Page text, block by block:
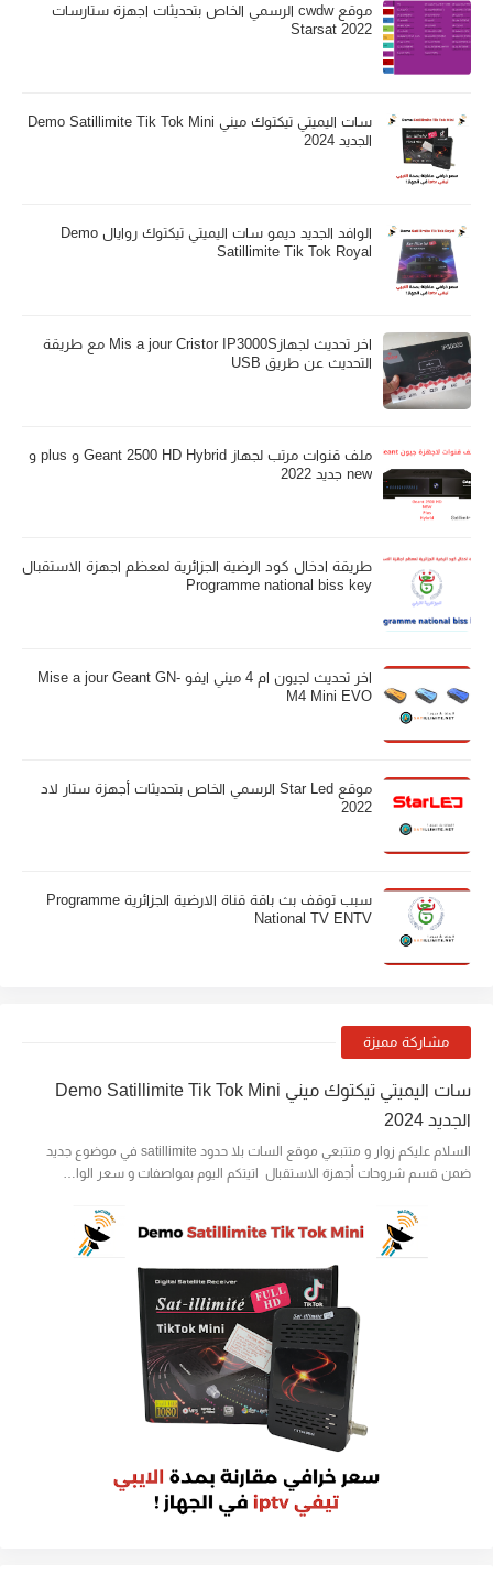
موقع cwdw الرسمي الخاص بتحديثات اجهزة ستارسات
Starsat 2022
سات اليميتي تيكتوك ميني Demo Satillimite Tik Tok Mini
الجديد 2024
الوافد الجديد ديمو سات اليميتي تيكتوك روايال Demo
Satillimite Tik Tok Royal
اخر تحديث لجهازMis a jour Cristor IP3000S مع طريقة
التحديث عن طريق USB
ملف قنوات مرتب لجهاز Geant 2500 HD Hybrid و plus و
new جديد 2022
طريقة ادخال كود الرضية الجزائرية لمعظم اجهزة الاستقبال
Programme national biss key
اخر تحديث لجيون ام 4 ميني ايفو Mise a jour Geant GN-
M4 Mini EVO
موقع Star Led الرسمي الخاص بتحديثات أجهزة ستار لاد
2022
سبب توقف بث باقة قناة الارضية الجزائرية Programme
National TV ENTV
مشاركة مميزة
سات اليميتي تيكتوك ميني Demo Satillimite Tik Tok Mini
الجديد 2024
السلام عليكم زوار و متتبعي موقع السات بلا حدود satillimite في موضوع جديد
ضمن قسم شروحات أجهزة الاستقبال اتيتكم اليوم بمواصفات و سعر الوا…